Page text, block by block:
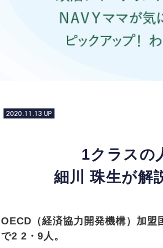
2020.11.13 UP
1クラスの
細川 珠生が解
OECD（経済協力開発機構）加
で2 2・9人。